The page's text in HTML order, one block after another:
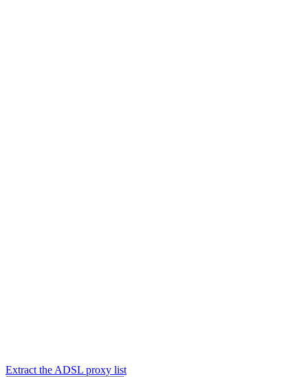
Extract the ADSL proxy list